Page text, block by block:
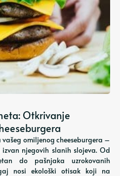
Otkrivanje
omiljenog cheeseburgera –
njegovih slanih slojeva. Od
do pašnjaka uzrokovanih
nosi ekološki otisak koji na